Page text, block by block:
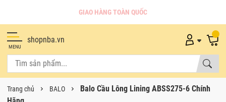
GIAO HÀNG TOÀN QUỐC
MENU
shopnba.vn
Trang chủ BALO
Balo Cầu Lông Lining ABSS275-6 Chính